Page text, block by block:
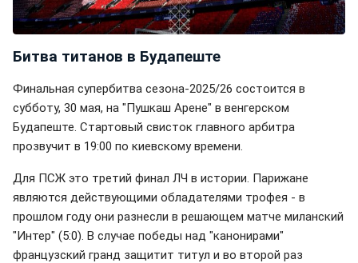
Битва титанов в Будапеште
Финальная супербитва сезона-2025/26 состоится в
субботу, 30 мая, на "Пушкаш Арене" в венгерском
Будапеште. Стартовый свисток главного арбитра
прозвучит в 19:00 по киевскому времени.
Для ПСЖ это третий финал ЛЧ в истории. Парижане
являются действующими обладателями трофея - в
прошлом году они разнесли в решающем матче миланский
"Интер" (5:0). В случае победы над "канонирами"
французский гранд защитит титул и во второй раз